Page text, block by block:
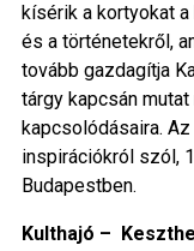
kísérik a kortyokat
és a történetekről,
tovább gazdagítja
tárgy kapcsán
kapcsolódásaira.
inspirációkról szól,
Budapestben.
Kulthajó –